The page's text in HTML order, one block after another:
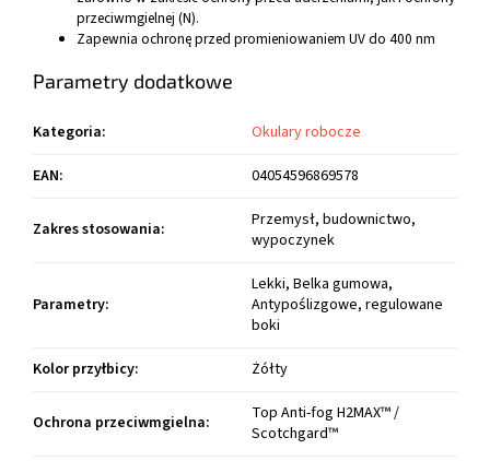
przeciwmgielnej (N).
Zapewnia ochronę przed promieniowaniem UV do 400 nm
Parametry dodatkowe
Kategoria:
Okulary robocze
EAN: 04054596869578
Zakres stosowania:
Przemysł, budownictwo,
wypoczynek
Parametry:
Lekki, Belka gumowa,
Antypoślizgowe, regulowane
boki
Kolor przyłbicy: Żółty
Ochrona przeciwmgielna:
Top Anti-fog H2MAX™ /
Scotchgard™